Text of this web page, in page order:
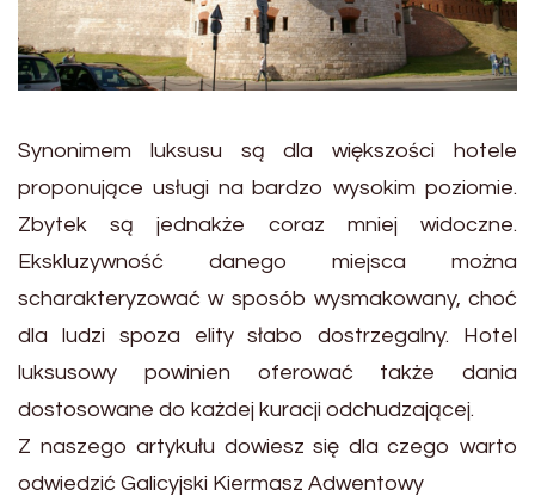
Synonimem luksusu są dla większości hotele
proponujące usługi na bardzo wysokim poziomie.
Zbytek są jednakże coraz mniej widoczne.
Ekskluzywność danego miejsca można
scharakteryzować w sposób wysmakowany, choć
dla ludzi spoza elity słabo dostrzegalny. Hotel
luksusowy powinien oferować także dania
dostosowane do każdej kuracji odchudzającej.
Z naszego artykułu dowiesz się dla czego warto
odwiedzić Galicyjski Kiermasz Adwentowy